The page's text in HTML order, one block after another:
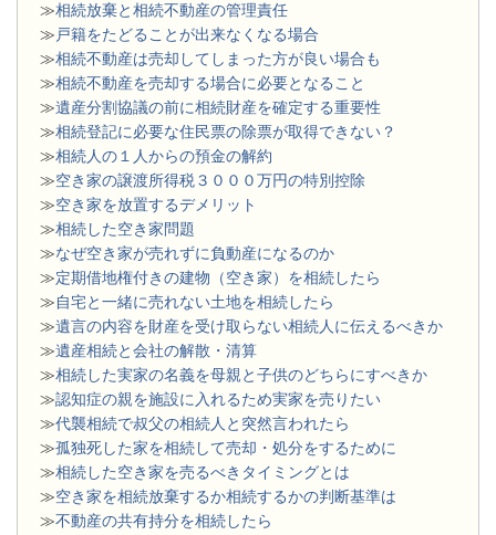
​≫相続放棄と相続不動産の管理責任
≫戸籍をたどることが出来なくなる場合
≫相続不動産は売却してしまった方が良い場合も
≫相続不動産を売却する場合に必要となること
≫遺産分割協議の前に相続財産を確定する重要性
≫相続登記に必要な住民票の除票が取得できない？
≫相続人の１人からの預金の解約
≫空き家の譲渡所得税３０００万円の特別控除
≫空き家を放置するデメリット
≫相続した空き家問題
​≫なぜ空き家が売れずに負動産になるのか
≫定期借地権付きの建物（空き家）を相続したら
≫自宅と一緒に売れない土地を相続したら
≫遺言の内容を財産を受け取らない相続人に伝えるべきか
≫遺産相続と会社の解散・清算
≫相続した実家の名義を母親と子供のどちらにすべきか
≫認知症の親を施設に入れるため実家を売りたい
≫代襲相続で叔父の相続人と突然言われたら
≫孤独死した家を相続して売却・処分をするために
≫相続した空き家を売るべきタイミングとは
≫空き家を相続放棄するか相続するかの判断基準は
≫不動産の共有持分を相続したら